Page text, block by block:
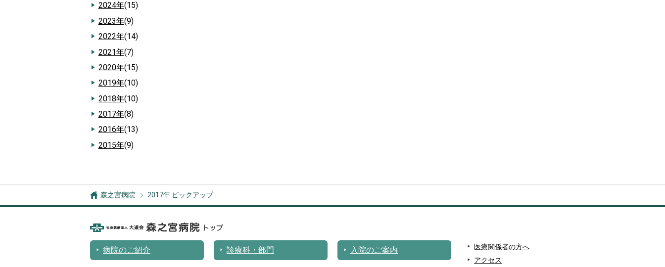
2024年(15)
2023年(9)
2022年(14)
2021年(7)
2020年(15)
2019年(10)
2018年(10)
2017年(8)
2016年(13)
2015年(9)
森之宮病院 2017年 ピックアップ
病院のご紹介 診療科・部門 入院のご案内
医療関係者の方へ
アクセス